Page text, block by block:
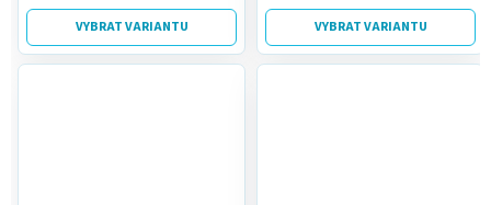
VYBRAT VARIANTU VYBRAT VARIANTU